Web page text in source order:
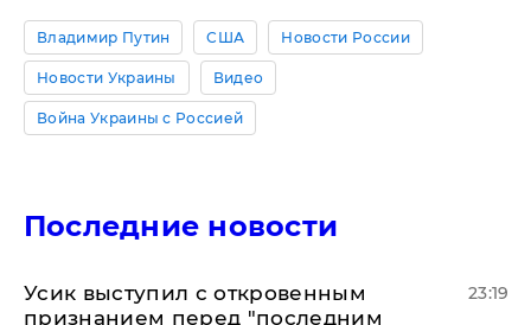
Владимир Путин США Новости России
Новости Украины Видео
Война Украины с Россией
Последние новости
Усик выступил с откровенным
признанием перед "последним
23:19